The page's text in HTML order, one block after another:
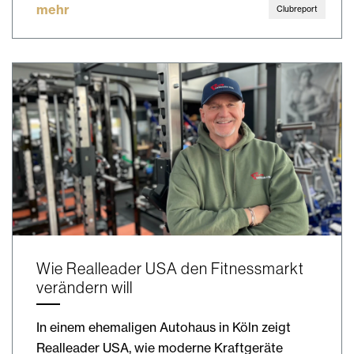
mehr Clubreport
Wie Realleader USA den Fitnessmarkt
verändern will
In einem ehemaligen Autohaus in Köln zeigt
Realleader USA, wie moderne Kraftgeräte